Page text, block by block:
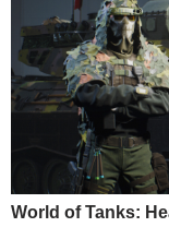
World of Tanks: